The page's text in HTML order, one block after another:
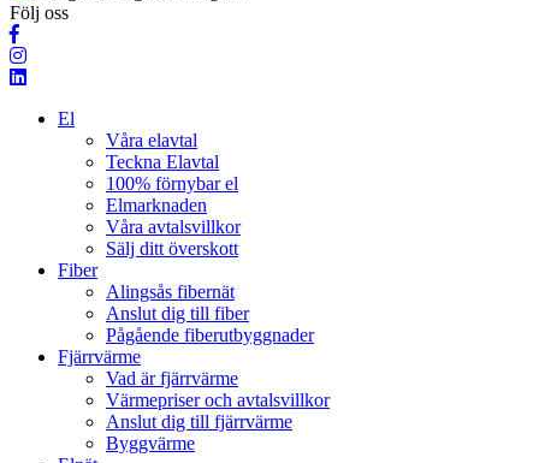
Följ oss
El
Våra elavtal
Teckna Elavtal
100% förnybar el
Elmarknaden
Våra avtalsvillkor
Sälj ditt överskott
Fiber
Alingsås fibernät
Anslut dig till fiber
Pågående fiberutbyggnader
Fjärrvärme
Vad är fjärrvärme
Värmepriser och avtalsvillkor
Anslut dig till fjärrvärme
Byggvärme